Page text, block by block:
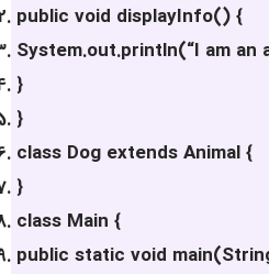
public void displayInfo() {
System.out.println(“I am an
}
}
class Dog extends Animal {
}
class Main {
public static void